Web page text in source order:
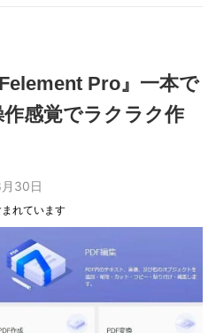
Pro』一本で
感覚でラクラク作
30日
れています